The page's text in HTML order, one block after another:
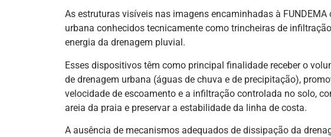
As estruturas visíveis nas imagens encaminhadas à
urbana conhecidos tecnicamente como trincheiras de
energia da drenagem pluvial.
Esses dispositivos têm como principal finalidade receber o
de drenagem urbana (águas de chuva e de precipitação),
velocidade de escoamento e a infiltração controlada no solo,
areia da praia e preservar a estabilidade da linha de costa.
A ausência de mecanismos adequados de dissipação da